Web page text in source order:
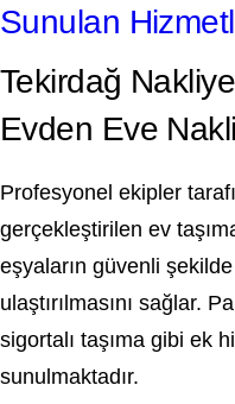
Sunulan
Tekirdağ
Evden Eve
Profesyonel ekipler
gerçekleştirilen ev
eşyaların güvenli
ulaştırılmasını sağlar.
sigortalı taşıma gibi ek
sunulmaktadır.